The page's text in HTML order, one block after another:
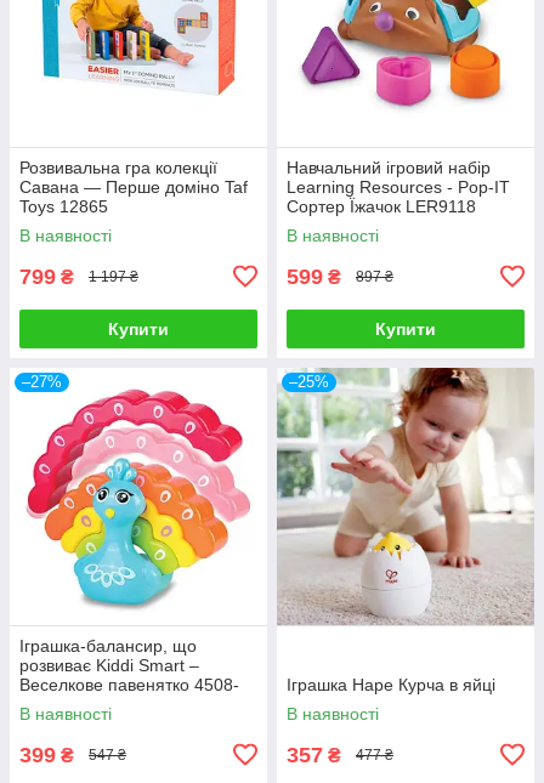
Розвивальна гра колекції
Савана — Перше доміно Taf
Toys 12865
В наявності
799 ₴ 1 197 ₴
Купити
Навчальний ігровий набір
Learning Resources - Pop-IT
Сортер Їжачок LER9118
В наявності
599 ₴ 897 ₴
Купити
–27%
Іграшка-балансир, що
розвиває Kiddi Smart –
Веселкове павенятко 4508-
KS
В наявності
399 ₴ 547 ₴
–25%
Іграшка Hape Курча в яйці
В наявності
357 ₴ 477 ₴